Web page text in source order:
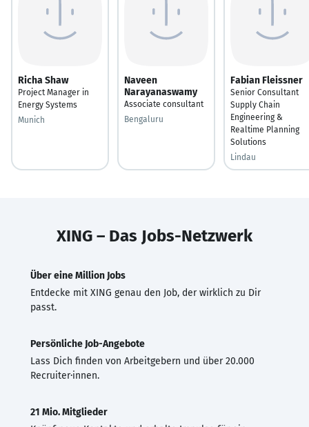
Richa Shaw
Project Manager in
Energy Systems
Munich
Naveen
Narayanaswamy
Associate consultant
Bengaluru
Fabian Fleissner
Senior Consultant
Supply Chain
Engineering &
Realtime Planning
Solutions
Lindau
XING – Das Jobs-Netzwerk
Über eine Million Jobs
Entdecke mit XING genau den Job, der wirklich zu Dir
passt.
Persönliche Job-Angebote
Lass Dich finden von Arbeitgebern und über 20.000
Recruiter·innen.
21 Mio. Mitglieder